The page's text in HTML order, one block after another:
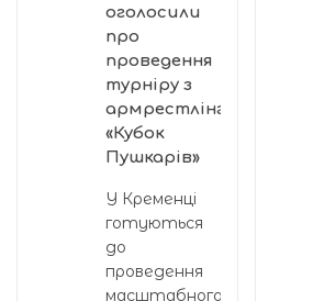
оголосили
про
проведення
турніру з
армрестлінгу
«Кубок
Пушкарів»
У Кременці
готуються
до
проведення
масштабного